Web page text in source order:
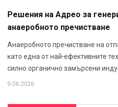
Решения на Адрео за
анаеробното пречистване
Анаеробното пречистване на
като една от най-ефективните
силно органично замърсени
9.06.2026